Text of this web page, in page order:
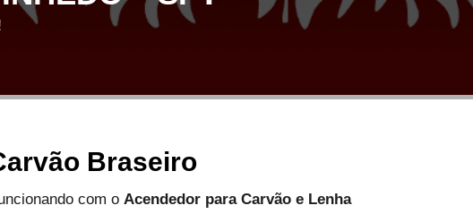
Braseiro
com o Acendedor para Carvão e Lenha